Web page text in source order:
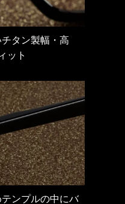
タン製幅・高
ット
ンプルの中にバ
タン製幅・高
ット
ッティング技術
タン製幅・高
ット
て上品な雰囲気
タン製幅・高
ット
ビネーションが